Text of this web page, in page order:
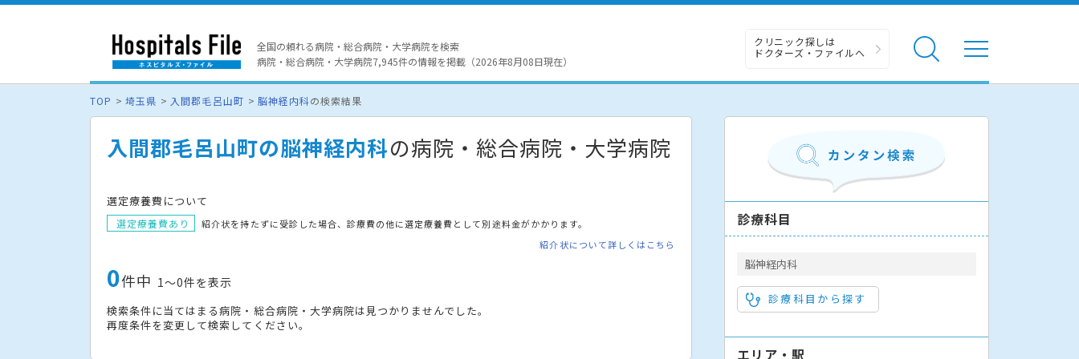
全国の頼れる病院・総合病院・大学病院を検索
病院・総合病院・大学病院7,945件の情報を掲載（2026年8月08日現在）
クリニック探しは
ドクターズ・ファイルへ
TOP 埼玉県 入間郡毛呂山町 脳神経内科の検索結果
入間郡毛呂山町の脳神経内科の病院・総合病院・大学病院
選定療養費について
選定療養費あり
紹介状を持たずに受診した場合、診療費の他に選定療養費として別途料金がかかります。
紹介状について詳しくはこちら
0件中 1〜0件を表示
検索条件に当てはまる病院・総合病院・大学病院は見つかりませんでした。
再度条件を変更して検索してください。
診療科目
脳神経内科
診療科目から探す
エリア・駅